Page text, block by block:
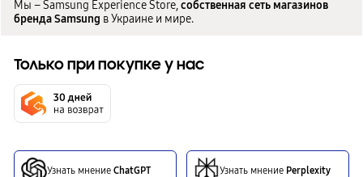
Мы – Samsung Experience Store,собственная сеть магазинов
бренда Samsung в Украине и мире.
Только при покупке у нас
Узнать мнение ChatGPT Узнать мнение Perplexity